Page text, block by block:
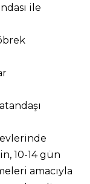
ile
10-14 gün
amacıyla